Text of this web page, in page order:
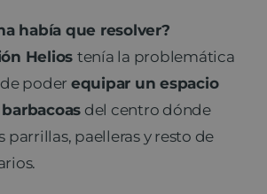
había que resolver?
Helios tenía la problemática
poder equipar un espacio
del centro dónde
parrillas, paelleras y resto de